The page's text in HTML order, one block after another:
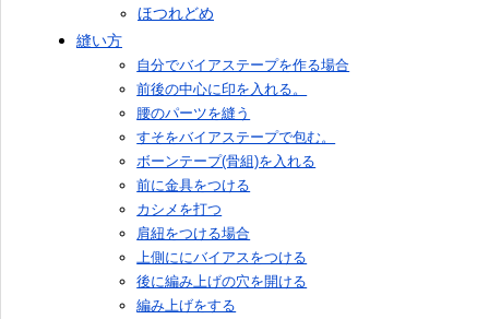
ほつれどめ
縫い方
自分でバイアステープを作る場合
前後の中心に印を入れる。
腰のパーツを縫う
すそをバイアステープで包む。
ボーンテープ(骨組)を入れる
前に金具をつける
カシメを打つ
肩紐をつける場合
上側ににバイアスをつける
後に編み上げの穴を開ける
編み上げをする